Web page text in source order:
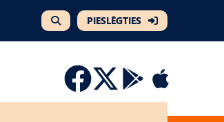
PIESLĒGTIES